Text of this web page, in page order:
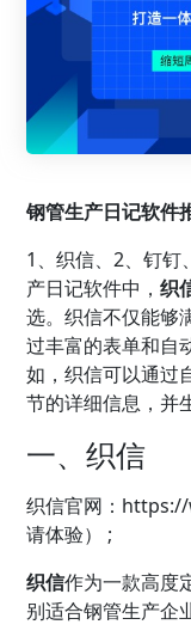
钢管生产日记软件
1、织信、2、钉钉
产日记软件中，织
选。织信不仅能够
过丰富的表单和自
如，织信可以通过
节的详细信息，并
一、织信
织信官网： https://
请体验） ;
织信作为一款高度
别适合钢管生产企